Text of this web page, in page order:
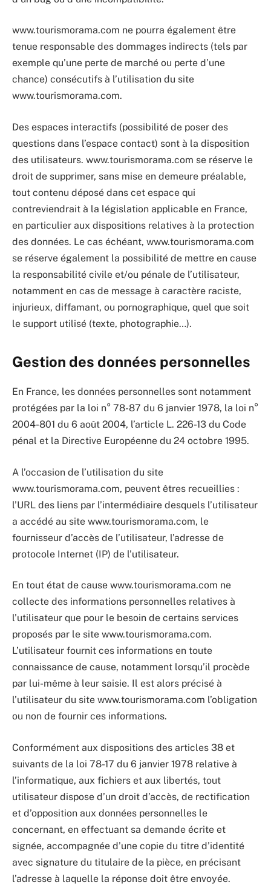
www.tourismorama.com ne pourra également être
tenue responsable des dommages indirects (tels par
exemple qu’une perte de marché ou perte d’une
chance) consécutifs à l’utilisation du site
www.tourismorama.com.
Des espaces interactifs (possibilité de poser des
questions dans l’espace contact) sont à la disposition
des utilisateurs. www.tourismorama.com se réserve le
droit de supprimer, sans mise en demeure préalable,
tout contenu déposé dans cet espace qui
contreviendrait à la législation applicable en France,
en particulier aux dispositions relatives à la protection
des données. Le cas échéant, www.tourismorama.com
se réserve également la possibilité de mettre en cause
la responsabilité civile et/ou pénale de l’utilisateur,
notamment en cas de message à caractère raciste,
injurieux, diffamant, ou pornographique, quel que soit
le support utilisé (texte, photographie…).
Gestion des données personnelles
En France, les données personnelles sont notamment
protégées par la loi n° 78-87 du 6 janvier 1978, la loi n°
2004-801 du 6 août 2004, l’article L. 226-13 du Code
pénal et la Directive Européenne du 24 octobre 1995.
A l’occasion de l’utilisation du site
www.tourismorama.com, peuvent êtres recueillies :
l’URL des liens par l’intermédiaire desquels l’utilisateur
a accédé au site www.tourismorama.com, le
fournisseur d’accès de l’utilisateur, l’adresse de
protocole Internet (IP) de l’utilisateur.
En tout état de cause www.tourismorama.com ne
collecte des informations personnelles relatives à
l’utilisateur que pour le besoin de certains services
proposés par le site www.tourismorama.com.
L’utilisateur fournit ces informations en toute
connaissance de cause, notamment lorsqu’il procède
par lui-même à leur saisie. Il est alors précisé à
l’utilisateur du site www.tourismorama.com l’obligation
ou non de fournir ces informations.
Conformément aux dispositions des articles 38 et
suivants de la loi 78-17 du 6 janvier 1978 relative à
l’informatique, aux fichiers et aux libertés, tout
utilisateur dispose d’un droit d’accès, de rectification
et d’opposition aux données personnelles le
concernant, en effectuant sa demande écrite et
signée, accompagnée d’une copie du titre d’identité
avec signature du titulaire de la pièce, en précisant
l’adresse à laquelle la réponse doit être envoyée.